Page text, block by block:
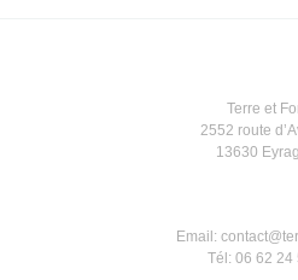
Terre et
2552 route
13630
Email:
Tél: 06 62 24